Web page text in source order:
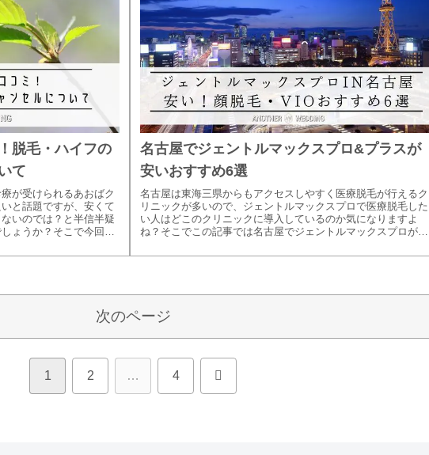
脱毛・ハイフの
て
が受けられるあおばク
と話題ですが、安くて
いのでは？と半信半疑
ょうか？そこで今回は
名古屋でジェントルマックスプロ&プラスが
安いおすすめ6選
名古屋は東海三県からもアクセスしやすく医療脱毛が行えるク
リニックが多いので、ジェントルマックスプロで医療脱毛した
い人はどこのクリニックに導入しているのか気になりますよ
ね？そこでこの記事では名古屋でジェントルマックスプロが安
次のページ
1 2 … 4 次